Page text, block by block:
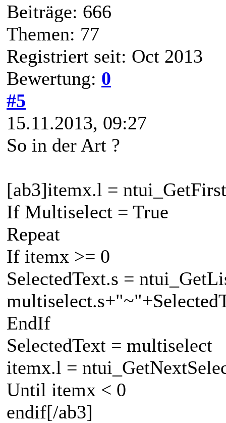
Beiträge: 666
Themen: 77
Registriert seit: Oct 2013
Bewertung: 0
#5
15.11.2013, 09:27
So in der Art ?
[ab3]itemx.l =
If Multiselect = True
Repeat
If itemx >= 0
SelectedText.s =
EndIf
SelectedText = multiselect
itemx.l =
Until itemx < 0
endif[/ab3]